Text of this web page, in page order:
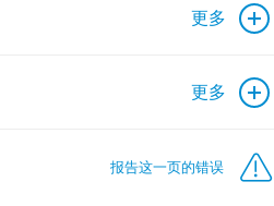
更多
更多
报告这一页的错误